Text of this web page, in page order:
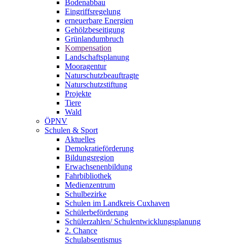
Bodenabbau
Eingriffsregelung
erneuerbare Energien
Gehölzbeseitigung
Grünlandumbruch
Kompensation
Landschaftsplanung
Mooragentur
Naturschutzbeauftragte
Naturschutzstiftung
Projekte
Tiere
Wald
ÖPNV
Schulen & Sport
Aktuelles
Demokratieförderung
Bildungsregion
Erwachsenenbildung
Fahrbibliothek
Medienzentrum
Schulbezirke
Schulen im Landkreis Cuxhaven
Schülerbeförderung
Schülerzahlen/ Schulentwicklungsplanung
2. Chance
Schulabsentismus